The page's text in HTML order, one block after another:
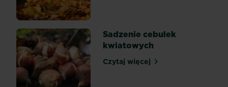
Sadzenie cebulek
kwiatowych
Czytaj więcejSadzenie cebulek